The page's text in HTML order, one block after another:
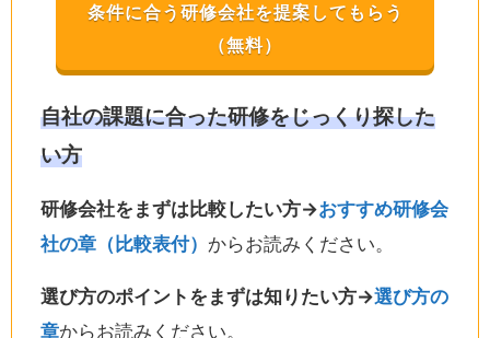
条件に合う研修会社を提案してもらう
（無料）
自社の課題に合った研修をじっくり探した
い方
研修会社をまずは比較したい方→おすすめ研修会
社の章（比較表付） からお読みください。
選び方のポイントをまずは知りたい方→選び方の
章からお読みください。